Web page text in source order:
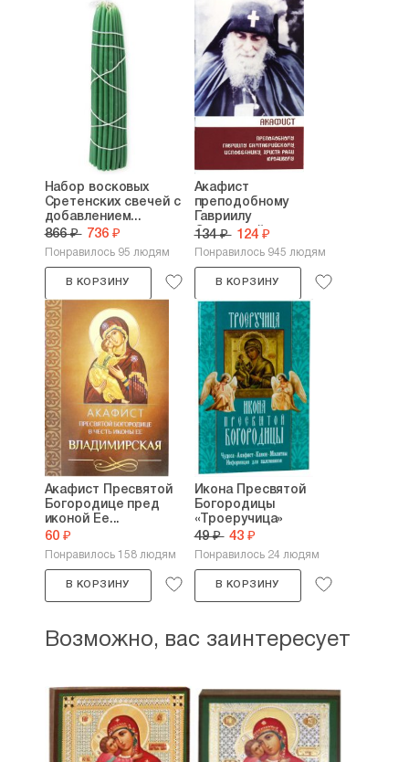
Набор восковых
Сретенских свечей с
добавлением...
866 ₽ 736 ₽
Понравилось 95 людям
В КОРЗИНУ
Акафист
преподобному
Гавриилу
Самтаврийскому,...
134 ₽ 124 ₽
Понравилось 945 людям
В КОРЗИНУ
Акафист Пресвятой
Богородице пред
иконой Ее...
60 ₽
Понравилось 158 людям
В КОРЗИНУ
Икона Пресвятой
Богородицы
«Троеручица»
49 ₽ 43 ₽
Понравилось 24 людям
В КОРЗИНУ
Возможно, вас заинтересует